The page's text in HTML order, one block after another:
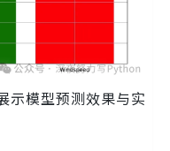
示模型预测效果与实